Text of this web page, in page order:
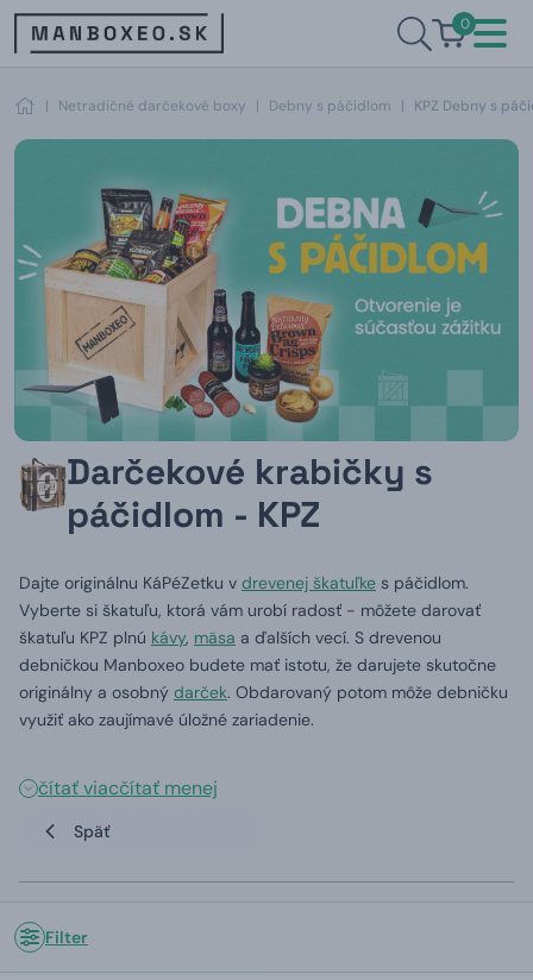
0
| Netradičné darčekové boxy | Debny s páčidlom | KPZ Debny s
Darčekové krabičky s
páčidlom - KPZ
Dajte originálnu KáPéZetku v drevenej škatuľke s páčidlom.
Vyberte si škatuľu, ktorá vám urobí radosť - môžete darovať
škatuľu KPZ plnú kávy, mäsa a ďalších vecí. S drevenou
debničkou Manboxeo budete mať istotu, že darujete skutočne
originálny a osobný darček. Obdarovaný potom môže debničku
využiť ako zaujímavé úložné zariadenie.
čítať viacčítať menej
Späť
Filter